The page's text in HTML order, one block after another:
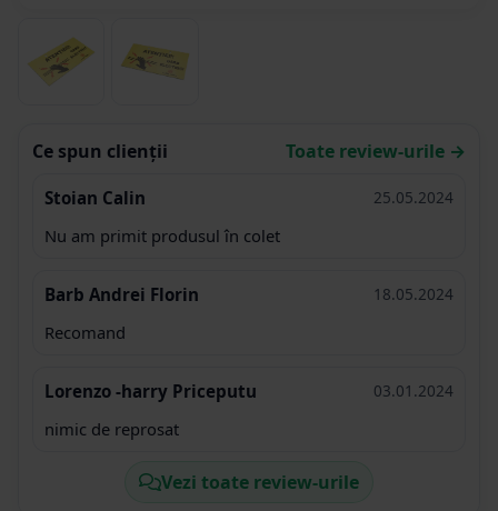
Ce spun clienții Toate review-urile →
Stoian Calin 25.05.2024
Nu am primit produsul în colet
Barb Andrei Florin 18.05.2024
Recomand
Lorenzo -harry Priceputu 03.01.2024
nimic de reprosat
Vezi toate review-urile